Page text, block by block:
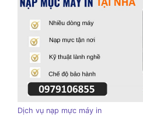
Dịch vụ nạp mực máy in